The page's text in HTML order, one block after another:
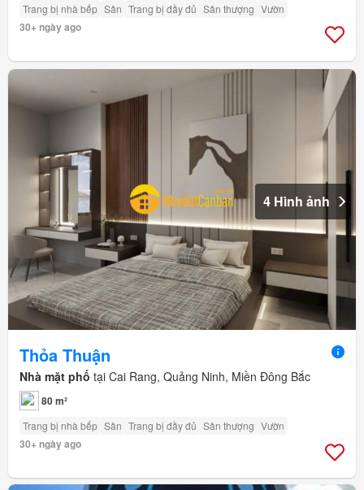
Trang bị nhà bếp Sân Trang bị đầy đủ Sân thượng Vườn
30+ ngày ago
4 Hình ảnh
Thỏa Thuận
Nhà mặt phố tại Cai Rang, Quảng Ninh, Miền Đông Bắc
80 m²
Trang bị nhà bếp Sân Trang bị đầy đủ Sân thượng Vườn
30+ ngày ago